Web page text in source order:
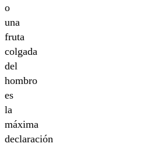
o
una
fruta
colgada
del
hombro
es
la
máxima
declaración